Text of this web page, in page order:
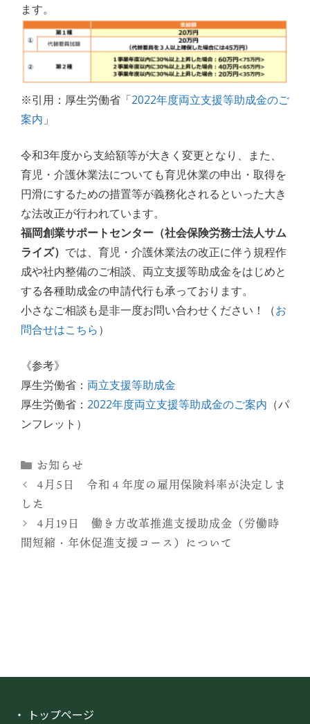
ます。
※引用：厚生労働省「2022年度両立支援等助成金のご
案内 」
令和3年度から支給額等が大きく変更となり、また、
育児・介護休業法についても育児休業の申出・取得を
円滑にするための措置等が義務化されるといった大き
な法改正が行われています。
福岡創業サポートセンター（社会保険労務士法人サム
ライズ） では、育児・介護休業法の改正に伴う規程作
成や社内整備のご相談、両立支援等助成金をはじめと
する各種助成金の申請代行も承っております。
小さなご相談も是非一度お問い合わせください！（お
問合せはこちら）
《参考》
厚生労働省： 両立支援等助成金
厚生労働省： 2022年度両立支援等助成金のご案内 （パ
ンフレット）
カ
テ
ゴ
リ
ー
お知らせ
4月5日 令和４年度の雇用保険料率が決定しま
した
4月19日 働き方改革推進支援助成金（労働時
間短縮・年休促進支援コース）について
・ トップページ